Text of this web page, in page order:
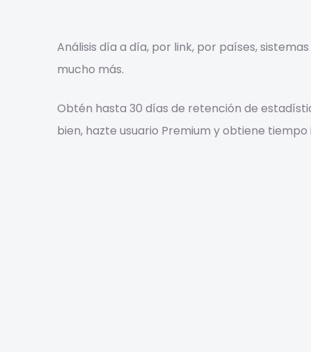
Análisis día a día, por link, por países,
mucho más.
Obtén hasta 30 días de retención de
bien, hazte usuario Premium y obtiene tiempo